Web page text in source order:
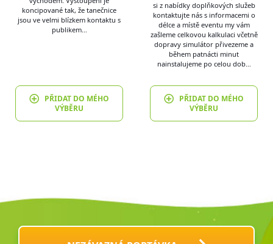
koncipované tak, že tanečnice
jsou ve velmi blízkem kontaktu s
publikem…
PŘIDAT DO MÉHO
VÝBĚRU
si z nabídky doplňkových služeb
kontaktujte nás s informacemi o
délce a místě eventu my vám
zašleme celkovou kalkulaci včetně
dopravy simulátor přivezeme a
během patnácti minut
nainstalujeme po celou dob…
PŘIDAT DO MÉHO
VÝBĚRU